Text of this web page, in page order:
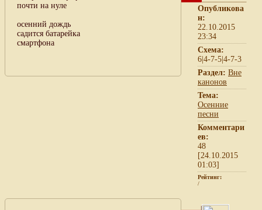
почти на нуле
осенний дождь
садится батарейка
смартфона
Опубликова
н:
22.10.2015
23:34
Схема:
6|4-7-5|4-7-3
Раздел: Вне
канонов
Тема:
Осенние
песни
Комментари
ев:
48
[24.10.2015
01:03]
Рейтинг:
/